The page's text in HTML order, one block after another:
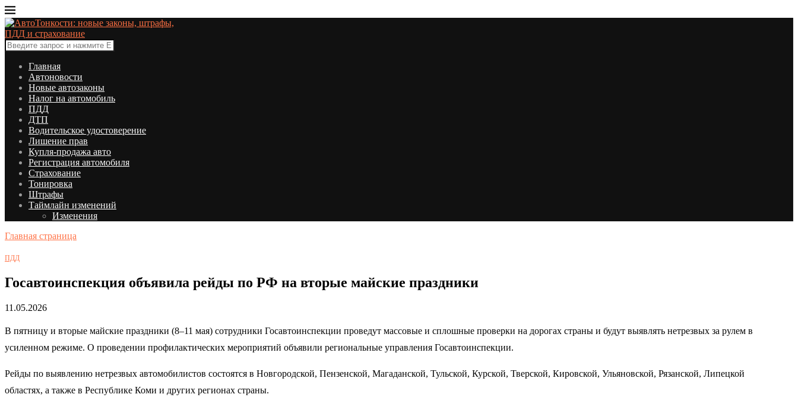
Главная
Автоновости
Новые автозаконы
Налог на автомобиль
ПДД
ДТП
Водительское удостоверение
Лишение прав
Купля-продажа авто
Регистрация автомобиля
Страхование
Тонировка
Штрафы
Таймлайн изменений
Изменения
Главная страница
ПДД
Госавтоинспекция объявила рейды по РФ на вторые майские праздники
11.05.2026
В пятницу и вторые майские праздники (8–11 мая) сотрудники Госавтоинспекции проведут массовые и сплошные проверки на дорогах страны и будут выявлять нетрезвых за рулем в
усиленном режиме. О проведении профилактических мероприятий объявили региональные управления Госавтоинспекции.
Рейды по выявлению нетрезвых автомобилистов состоятся в Новгородской, Пензенской, Магаданской, Тульской, Курской, Тверской, Кировской, Ульяновской, Рязанской, Липецкой
областях, а также в Республике Коми и других регионах страны.